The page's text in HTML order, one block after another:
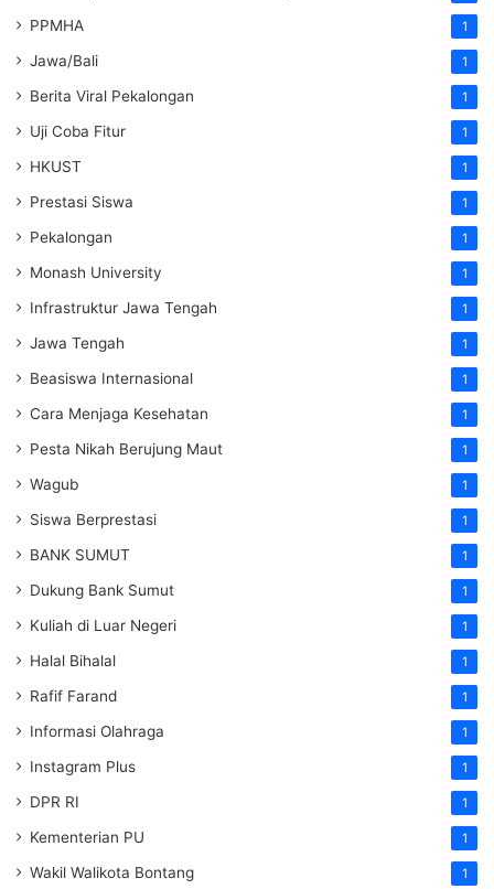
PPMHA 1
Jawa/Bali 1
Berita Viral Pekalongan 1
Uji Coba Fitur 1
HKUST 1
Prestasi Siswa 1
Pekalongan 1
Monash University 1
Infrastruktur Jawa Tengah 1
Jawa Tengah 1
Beasiswa Internasional 1
Cara Menjaga Kesehatan 1
Pesta Nikah Berujung Maut 1
Wagub 1
Siswa Berprestasi 1
BANK SUMUT 1
Dukung Bank Sumut 1
Kuliah di Luar Negeri 1
Halal Bihalal 1
Rafif Farand 1
Informasi Olahraga 1
Instagram Plus 1
DPR RI 1
Kementerian PU 1
Wakil Walikota Bontang 1